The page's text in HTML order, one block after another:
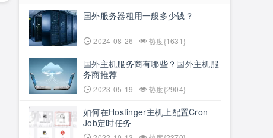
国外服务器租用一般多少钱？
2024-08-26 热度{1631}
国外主机服务商有哪些？国外主机服
务商推荐
2023-05-19 热度{2904}
如何在Hostinger主机上配置Cron
Job定时任务